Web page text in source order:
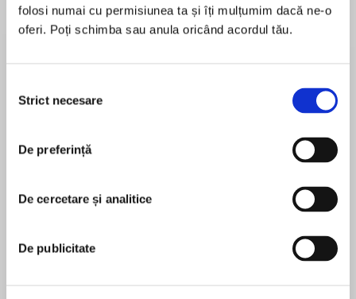
folosi numai cu permisiunea ta și îți mulțumim dacă ne-o
oferi. Poți schimba sau anula oricând acordul tău.
consimțământului
Strict necesare
De preferință
De cercetare și analitice
De publicitate
Desprecarte
If you love Jennifer Robson or The Crown you
Queen Mother.
1939. As the wife of the King George VI and the
mother of the future queen, Elizabeth—“the
the world. But it’s no surprise that Hitler himself
calls her the “Most Dangerous Woman in
Europe.” For behind that soft voice and kindly
demeanor is a will of steel.
În acest moment nu există recenzii
Karen Harper
New York Times and USA Today bestselling
author KAREN HARPER is a former Ohio State